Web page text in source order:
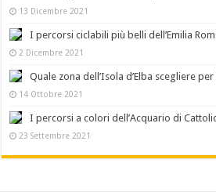
13 Dicembre 2021
I percorsi ciclabili più belli dell’Emilia
2 Dicembre 2021
Quale zona dell’Isola d’Elba scegliere
14 Ottobre 2021
I percorsi a colori dell’Acquario di
23 Settembre 2021